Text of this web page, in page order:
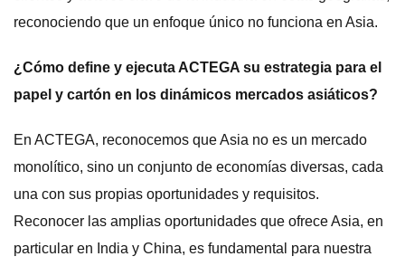
reconociendo que un enfoque único no funciona en Asia.
¿Cómo define y ejecuta ACTEGA su estrategia para el
papel y cartón en los dinámicos mercados asiáticos?
En ACTEGA, reconocemos que Asia no es un mercado
monolítico, sino un conjunto de economías diversas, cada
una con sus propias oportunidades y requisitos.
Reconocer las amplias oportunidades que ofrece Asia, en
particular en India y China, es fundamental para nuestra